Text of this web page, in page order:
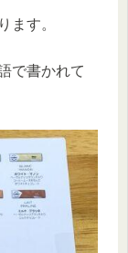
ます。
で書かれて